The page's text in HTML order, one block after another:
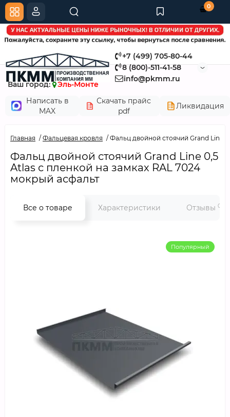
+7 (499) 705-80-44
8 (800)-511-41-58
info@pkmm.ru
Ваш город:
Эль-Монте
Написать в
MAX
Скачать прайс
pdf
Ликвидация
0
Главная Фальцевая кровля Фальц двойной стоячий Grand Line
Фальц двойной стоячий Grand Line 0,5
Atlas с пленкой на замках RAL 7024
мокрый асфальт
Все о товаре Характеристики Отзывы 0
Популярный